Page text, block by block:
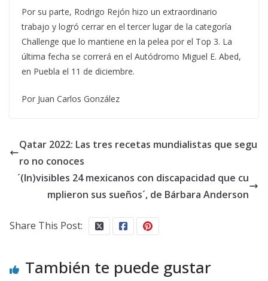
Por su parte, Rodrigo Rejón hizo un extraordinario
trabajo y logró cerrar en el tercer lugar de la categoría
Challenge que lo mantiene en la pelea por el Top 3. La
última fecha se correrá en el Autódromo Miguel E. Abed,
en Puebla el 11 de diciembre.
Por Juan Carlos González
Qatar 2022: Las tres recetas mundialistas que segu
ro no conoces
´(In)visibles 24 mexicanos con discapacidad que cu
mplieron sus sueños´, de Bárbara Anderson
Share This Post:
También te puede gustar